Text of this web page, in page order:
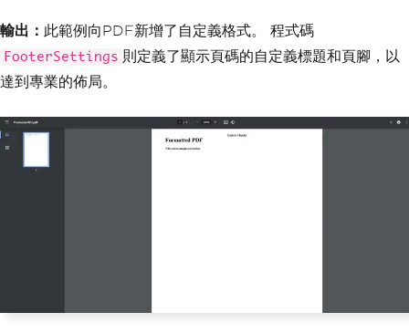
Orientation
Orientat
ion. Portrait
,
PaperSize
= PaperKind.
A4,
Margins
= new
MarginSe
10, Bottom
輸出： 此範例向PDF新增了自定義格式。 程式碼
FooterSettings 則定義了顯示頁碼的自定義標題和頁腳，以
達到專業的佈局。